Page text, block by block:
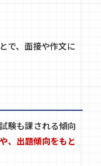
で、面接や作文に
験も課される傾向
、出題傾向をもと